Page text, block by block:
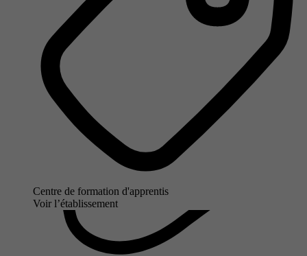
Centre de formation d'apprentis
Voir l’établissement